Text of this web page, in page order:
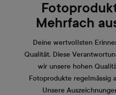
Mehrfach
Deine wertvollsten
Qualität. Diese
wir unsere hohen
Fotoprodukte regelmässig
Unsere